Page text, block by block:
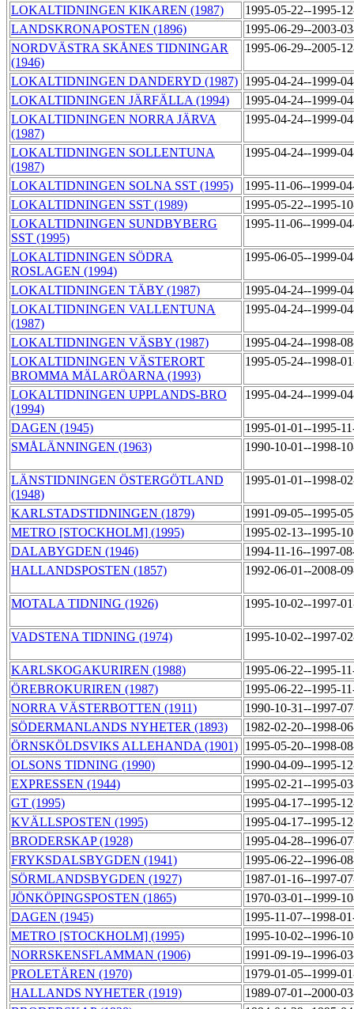
LOKALTIDNINGEN KIKAREN (1987)
1995-05-22--1995-
LANDSKRONAPOSTEN (1896)
1995-06-29--2003-
NORDVÄSTRA SKÅNES TIDNINGAR
(1946)
1995-06-29--2005-
LOKALTIDNINGEN DANDERYD (1987) 1995-04-24--1999-
LOKALTIDNINGEN JÄRFÄLLA (1994)
1995-04-24--1999-
LOKALTIDNINGEN NORRA JÄRVA
(1987)
1995-04-24--1999-
LOKALTIDNINGEN SOLLENTUNA
(1987)
1995-04-24--1999-
LOKALTIDNINGEN SOLNA SST (1995)
1995-11-06--1999-
LOKALTIDNINGEN SST (1989)
1995-05-22--1995-
LOKALTIDNINGEN SUNDBYBERG
SST (1995)
1995-11-06--1999-
LOKALTIDNINGEN SÖDRA
ROSLAGEN (1994)
1995-06-05--1999-
LOKALTIDNINGEN TÄBY (1987)
1995-04-24--1999-
LOKALTIDNINGEN VALLENTUNA
(1987)
1995-04-24--1999-
LOKALTIDNINGEN VÄSBY (1987)
1995-04-24--1998-
LOKALTIDNINGEN VÄSTERORT
BROMMA MÄLARÖARNA (1993)
1995-05-24--1998-
LOKALTIDNINGEN UPPLANDS-BRO
(1994)
1995-04-24--1999-
DAGEN (1945)
1995-01-01--1995-
SMÅLÄNNINGEN (1963)
1990-10-01--1998-
LÄNSTIDNINGEN ÖSTERGÖTLAND
(1948)
1995-01-01--1998-
KARLSTADSTIDNINGEN (1879)
1991-09-05--1995-
METRO [STOCKHOLM] (1995)
1995-02-13--1995-
DALABYGDEN (1946)
1994-11-16--1997-
HALLANDSPOSTEN (1857)
1992-06-01--2008-
MOTALA TIDNING (1926) 1995-10-02--1997-
VADSTENA TIDNING (1974) 1995-10-02--1997-
KARLSKOGAKURIREN (1988)
1995-06-22--1995-
ÖREBROKURIREN (1987)
1995-06-22--1995-
NORRA VÄSTERBOTTEN (1911)
1990-10-31--1997-
SÖDERMANLANDS NYHETER (1893)
1982-02-20--1998-
ÖRNSKÖLDSVIKS ALLEHANDA (1901) 1995-05-20--1998-
OLSONS TIDNING (1990)
1990-04-09--1995-
EXPRESSEN (1944)
1995-02-21--1995-
GT (1995)
1995-04-17--1995-
KVÄLLSPOSTEN (1995)
1995-04-17--1995-
BRODERSKAP (1928)
1995-04-28--1996-
FRYKSDALSBYGDEN (1941)
1995-06-22--1996-
SÖRMLANDSBYGDEN (1927)
1987-01-16--1997-
JÖNKÖPINGSPOSTEN (1865)
1970-03-01--1999-
DAGEN (1945)
1995-11-07--1998-
METRO [STOCKHOLM] (1995)
1995-10-02--1996-
NORRSKENSFLAMMAN (1906)
1991-09-19--1996-
PROLETÄREN (1970)
1979-01-05--1999-
HALLANDS NYHETER (1919)
1989-07-01--2000-